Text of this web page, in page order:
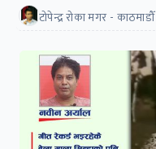
टोपेन्द्र रोका मगर - काठमाडौँ